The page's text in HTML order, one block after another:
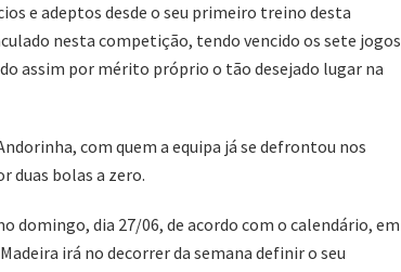
e adeptos desde o seu primeiro treino desta
nesta competição, tendo vencido os sete jogos
assim por mérito próprio o tão desejado lugar na
com quem a equipa já se defrontou nos
duas bolas a zero.
domingo, dia 27/06, de acordo com o calendário, em
irá no decorrer da semana definir o seu